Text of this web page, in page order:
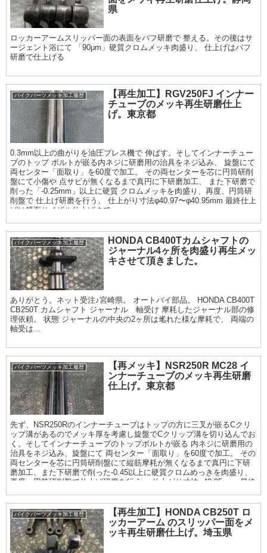
県
ロッカーアームスリッパー面の表面をバフ研磨で 整える。その後はサ
ージェント浴にて 「90μm」硬質クロムメッキ肉盛り、 仕上げはバフ
研磨で仕上げる
バイクパーツメッキ加工履歴
【再生加工】RGV250FJ インナー
チューブのメッキ再生研磨仕上
げ。東京都
0.3mm以上の曲がりを油圧プレス機で 伸ばす。そしてインナーチュー
ブのトップ ボルトが嵌る内ネジに研磨用の治具をネジ込み、 旋盤にて
両センター「面取り」を60度で加工。 その両センターを芯に円筒研削
盤にて小傷や 点サビが無くなるまで真円に下研磨加工、 また下研磨で
削った「-0.25mm」以上に硬質 クロムメッキを肉盛り、再度、円筒研
削盤で 仕上げ研磨を行う。 仕上がり寸法φ40.97〜φ40.95mm 最終仕上
げは鏡面サイザル仕上げまで
バイクパーツメッキ加工履歴
HONDA CB400Tカムシャフトの
ジャーナル4ヶ所を肉盛り再生メッ
キさせて頂きました。
ありがとう。ネット受注♪宮崎県。 オートバイ部品。 HONDA CB400T
CB250T カムシャフト ジャーナル 軸受け 摩耗したジャーナル部の修
理依頼。 状態 ジャーナルの中央の2ヶ所は毟れた様な摩耗で、 両端の
軸受は...
バイクパーツメッキ加工履歴
【再メッキ】NSR250R MC28 イ
ンナーチューブのメッキ再生研磨
仕上げ。東京都
先ず、NSR250Rのインナーチューブはトップの方に三叉が嵌るCクリ
ップ溝があるのでメッキ厚を考慮し旋盤でCクリップ溝を切り込んでお
く。そしてインナーチューブのトップボルトが嵌る 内ネジに研磨用の
治具をネジ込み、旋盤にて 両センター「面取り」を60度で加工。 その
両センターを芯に円筒研削盤にて縦筋摩耗が無くなるまで真円に下研
磨加工、また下研磨で削った-0.45以上に硬質クロムめっきを肉盛り、
再度、円筒研削盤で仕上げ研磨を行う。 仕上がり寸法φ40.95mm. 最終
バイクパーツメッキ加工履歴
【再生加工】HONDA CB250T ロ
ッカーアーム のスリッパー面をメ
ッキ再生研磨仕上げ。埼玉県